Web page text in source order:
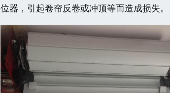
位器，引起卷帘反卷或冲顶等而造成损失。